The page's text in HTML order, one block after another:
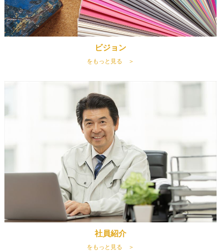
ビジョン
をもっと見る ＞
社員紹介
をもっと見る ＞